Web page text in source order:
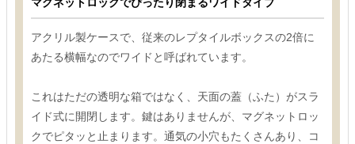
マグネットロックでぴったり閉まるワイドタイプ
アクリル製ケースで、従来のレプタイルボックスの2倍に
あたる横幅なのでワイドと呼ばれています。
これはただの透明な箱ではなく、天面の蓋（ふた）がスラ
イド式に開閉します。鍵はありませんが、マグネットロッ
クでピタッと止まります。通気の小穴もたくさんあり、コ